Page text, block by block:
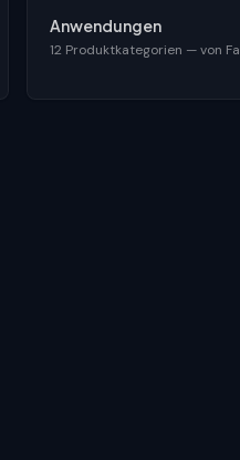
Anwendungen
12 Produktkategorien — von